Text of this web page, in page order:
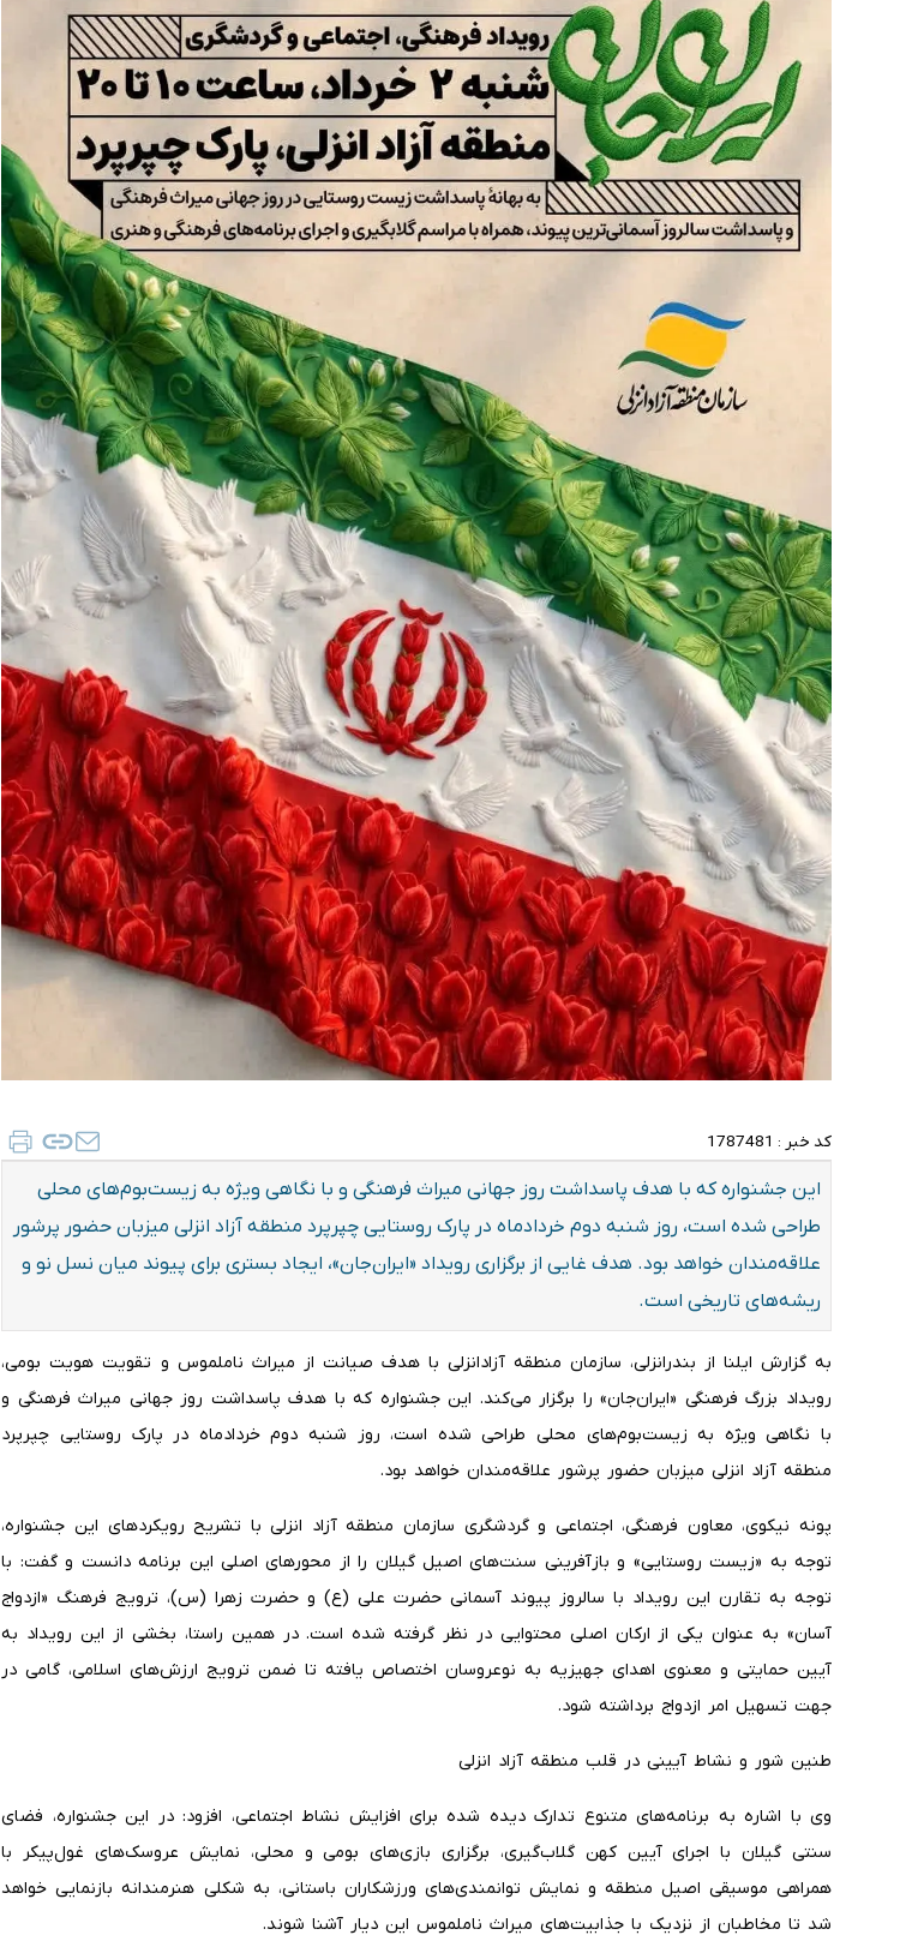
کد خبر : 1787481
این جشنواره که با هدف پاسداشت روز جهانی میراث فرهنگی و با نگاهی ویژه به زیست‌بوم‌های محلی
طراحی شده است، روز شنبه دوم خردادماه در پارک روستایی چپرپرد منطقه آزاد انزلی میزبان حضور پرشور
علاقه‌مندان خواهد بود. هدف غایی از برگزاری رویداد «ایران‌جان»، ایجاد بستری برای پیوند میان نسل نو و
ریشه‌های تاریخی است.
به گزارش ایلنا از بندرانزلی، سازمان منطقه آزادانزلی با هدف صیانت از میراث ناملموس و تقویت هویت بومی،
رویداد بزرگ فرهنگی «ایران‌جان» را برگزار می‌کند. این جشنواره که با هدف پاسداشت روز جهانی میراث فرهنگی و
با نگاهی ویژه به زیست‌بوم‌های محلی طراحی شده است، روز شنبه دوم خردادماه در پارک روستایی چپرپرد
منطقه آزاد انزلی میزبان حضور پرشور علاقه‌مندان خواهد بود.
پونه نیکوی، معاون فرهنگی، اجتماعی و گردشگری سازمان منطقه آزاد انزلی با تشریح رویکردهای این جشنواره،
توجه به «زیست روستایی» و بازآفرینی سنت‌های اصیل گیلان را از محورهای اصلی این برنامه دانست و گفت: با
توجه به تقارن این رویداد با سالروز پیوند آسمانی حضرت علی (ع) و حضرت زهرا (س)، ترویج فرهنگ «ازدواج
آسان» به عنوان یکی از ارکان اصلی محتوایی در نظر گرفته شده است. در همین راستا، بخشی از این رویداد به
آیین حمایتی و معنوی اهدای جهیزیه به نوعروسان اختصاص یافته تا ضمن ترویج ارزش‌های اسلامی، گامی در
جهت تسهیل امر ازدواج برداشته شود.
طنین شور و نشاط آیینی در قلب منطقه آزاد انزلی
وی با اشاره به برنامه‌های متنوع تدارک دیده شده برای افزایش نشاط اجتماعی، افزود: در این جشنواره، فضای
سنتی گیلان با اجرای آیین کهن گلاب‌گیری، برگزاری بازی‌های بومی و محلی، نمایش عروسک‌های غول‌پیکر با
همراهی موسیقی اصیل منطقه و نمایش توانمندی‌های ورزشکاران باستانی، به شکلی هنرمندانه بازنمایی خواهد
شد تا مخاطبان از نزدیک با جذابیت‌های میراث ناملموس این دیار آشنا شوند.